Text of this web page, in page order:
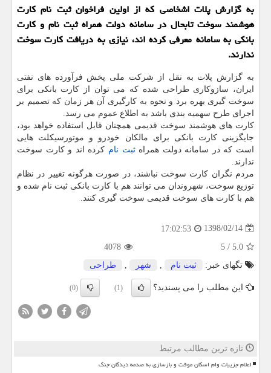
به گزارش پلات اشخاصی كه از اولین فراخوان ثبت نام كارت
هوشمند سوخت تابحال در سامانه دولت همراه ثبت نام و كارت
بانكی به سامانه معرفی كرده اند، نیازی به دریافت كارت سوخت
ندارند.
به گزارش پلات به نقل از شركت ملی پخش فرآورده های نفتی
ایران، سازوكاری طراحی شده كه می توان از كارت بانكی برای
سوخت گیری بهره برد و نحوه به كارگیری آن هر زمان كه تصمیم بر
اجرای طرح سهمیه بندی باشد به اطلاع عموم می رسد.
كارت های هوشمند سوخت قدیمی همچنان قابل استفاده خواهد بود،
جایگزینی كارت بانكی برای مالكان خودرو و موتورسیكلت هایی
است كه در سامانه دولت همراهثبت نام كرده اند و كارت سوخت
ندارند.
مردم نگران كارت سوخت نباشند، در صورت هرگونه تغییر در نظام
توزیع سوخت، شهروندان می توانند هم با كارت بانكی ثبت نام شده و
هم با كارت های سوخت قدیمی سوخت گیری كنند.
1398/02/14
17:02:53
5.0
/
5
4078
تگهای خبر:
ثبت نام شهر طراحی
این مطلب را می پسندید؟ (1)
(0)
تازه ترین مطالب مرتبط
اعلام جزییات وام اسکان موقت و بازسازی به صدمه دیدگان جنگ